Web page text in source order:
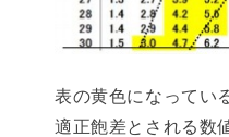
表の黄色になってい
適正飽差とされる数